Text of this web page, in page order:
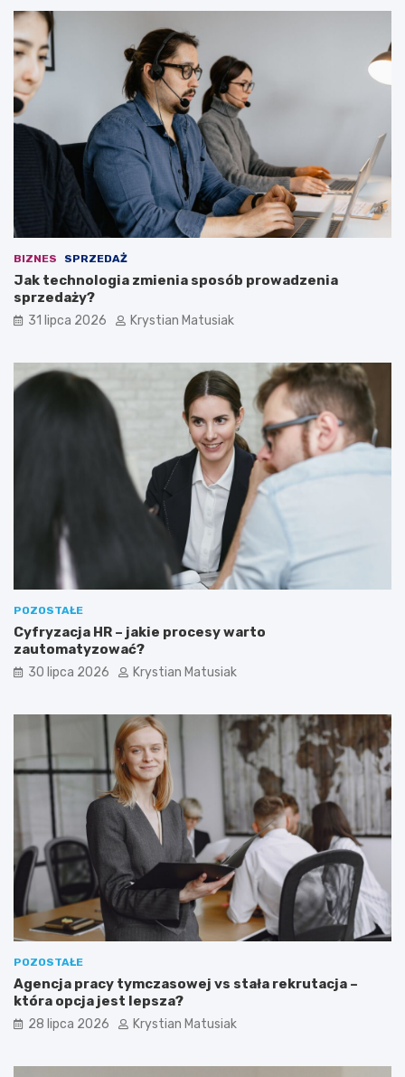
BIZNES SPRZEDAŻ
Jak technologia zmienia sposób prowadzenia
sprzedaży?
31 lipca 2026 Krystian Matusiak
POZOSTAŁE
Cyfryzacja HR – jakie procesy warto
zautomatyzować?
30 lipca 2026 Krystian Matusiak
POZOSTAŁE
Agencja pracy tymczasowej vs stała rekrutacja –
która opcja jest lepsza?
28 lipca 2026 Krystian Matusiak